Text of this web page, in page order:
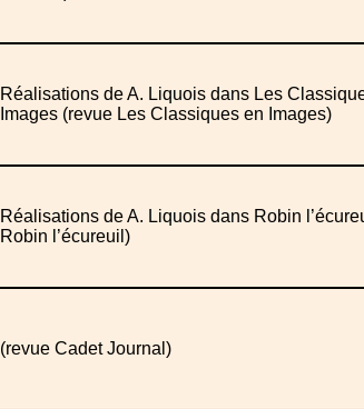
Réalisations de A. Liquois dans Les
Images (revue Les Classiques en Images)
Réalisations de A. Liquois dans Robin
Robin l’écureuil)
(revue Cadet Journal)